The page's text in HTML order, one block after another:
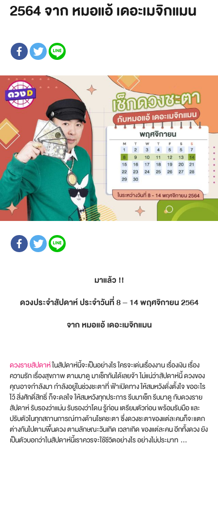
2564 จาก หมอแอ้ เดอะเมจิกแมน
มาแล้ว !!
ดวงประจำสัปดาห์ ประจำวันที่ 8 – 14 พฤศจิกายน 2564
จาก หมอแอ้ เดอะเมจิกแมน
ดวงรายสัปดาห์ในสัปดาห์นี้จะเป็นอย่างไร ใครจะเด่นเรื่องงาน เรื่องเงิน เรื่อง
ความรัก เรื่องสุขภาพ ตามมาดู มาเช็กกันได้เลยจ้า ไม่แน่ว่าสัปดาห์นี้ ดวงของ
คุณอาจกำลังมา กำลังอยู่ในช่วงชะตาที่ ฟ้าเปิดทาง ให้สมหวังดั่งตั้งใจ ขออะไร
ไว้ สิ่งศักดิ์สิทธิ์ ก็จะดลใจ ให้สมหวังทุกประการ รีบมาเช็ก รีบมาดู กับดวงราย
สัปดาห์ รับรองว่าแม่น รับรองว่าโดน รู้ก่อน เตรียมตัวก่อน พร้อมรับมือ และ
ปรับตัวในทุกสถานการณ์ทางด้านโชคชะตา ซึ่งดวงชะตาของแต่ละคนก็จะแตก
ต่างกันไปตามพื้นดวง ตามลักษณะวันเกิด เวลาเกิด ของแต่ละคน อีกทั้งดวง ยัง
เป็นตัวบอกว่าในสัปดาห์นี้เราควรจะใช้ชีวิตอย่างไร อย่างไม่ประมาท …